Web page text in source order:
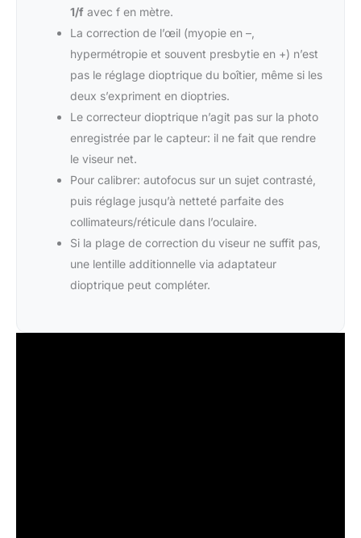
1/f avec f en mètre.
La correction de l’œil (myopie en –,
hypermétropie et souvent presbytie en +) n’est
pas le réglage dioptrique du boîtier, même si les
deux s’expriment en dioptries.
Le correcteur dioptrique n’agit pas sur la photo
enregistrée par le capteur: il ne fait que rendre
le viseur net.
Pour calibrer: autofocus sur un sujet contrasté,
puis réglage jusqu’à netteté parfaite des
collimateurs/réticule dans l’oculaire.
Si la plage de correction du viseur ne suffit pas,
une lentille additionnelle via adaptateur
dioptrique peut compléter.